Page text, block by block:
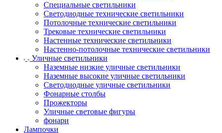
Специальные светильники
Светодиодные технические светильники
Потолочные технические светильники
Трековые технические светильники
Настенные технические светильники
Настенно-потолочные технические светильники
Уличные светильники
Наземные низкие уличные светильники
Наземные высокие уличные светильники
Светодиодные уличные светильники
Фонарные столбы
Прожекторы
Уличные световые фигуры
фонари
Лампочки